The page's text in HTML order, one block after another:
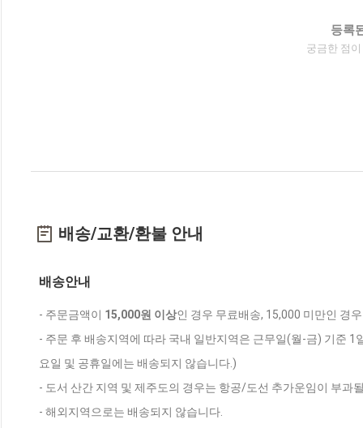
등록
궁금한 점
배송/교환/환불 안내
배송안내
- 주문금액이 15,000원 이상인 경우 무료배송, 15,000 미만인 경
- 주문 후 배송지역에 따라 국내 일반지역은 근무일(월-금) 기준
요일 및 공휴일에는 배송되지 않습니다.)
- 도서 산간 지역 및 제주도의 경우는 항공/도선 추가운임이 부과
- 해외지역으로는 배송되지 않습니다.